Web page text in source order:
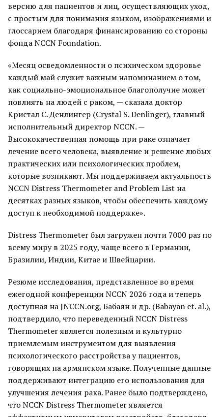
версию для пациентов и лиц, осуществляющих уход,
с простым для понимания языком, изображениями и
глоссарием благодаря финансированию со стороны
фонда NCCN Foundation.
«Месяц осведомленности о психическом здоровье
каждый май служит важным напоминанием о том,
как социально-эмоциональное благополучие может
повлиять на людей с раком, — сказала доктор
Кристал С. Денлингер (Crystal S. Denlinger), главный
исполнительный директор NCCN. —
Высококачественная помощь при раке означает
лечение всего человека, выявление и решение любых
практических или психологических проблем,
которые возникают. Мы поддерживаем актуальность
NCCN Distress Thermometer and Problem List на
десятках разных языков, чтобы обеспечить каждому
доступ к необходимой поддержке».
Distress Thermometer был загружен почти 7000 раз по
всему миру в 2025 году, чаще всего в Германии,
Бразилии, Индии, Китае и Швейцарии.
Резюме исследования, представленное во время
ежегодной конференции NCCN 2026 года и теперь
доступная на JNCCN.org, Бабаян и др. (Babayan et. al.),
подтвердило, что переведенный NCCN Distress
Thermometer является полезным и культурно
приемлемым инструментом для выявления
психологического расстройства у пациентов,
говорящих на армянском языке. Полученные данные
поддерживают интеграцию его использования для
улучшения лечения рака. Ранее было подтверждено,
что NCCN Distress Thermometer является